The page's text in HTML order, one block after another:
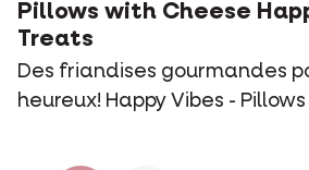
Pillows with Cheese
Treats
Des friandises gourmandes
heureux! Happy Vibes -